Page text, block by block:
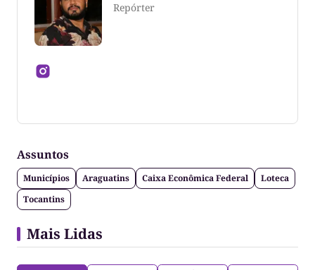
Repórter
Tocantins
Assuntos
Municípios Araguatins Caixa Econômica Federal
Loteca
Tocantins
Mais Lidas